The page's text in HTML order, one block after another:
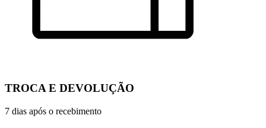
TROCA E DEVOLUÇÃO
7 dias após o recebimento